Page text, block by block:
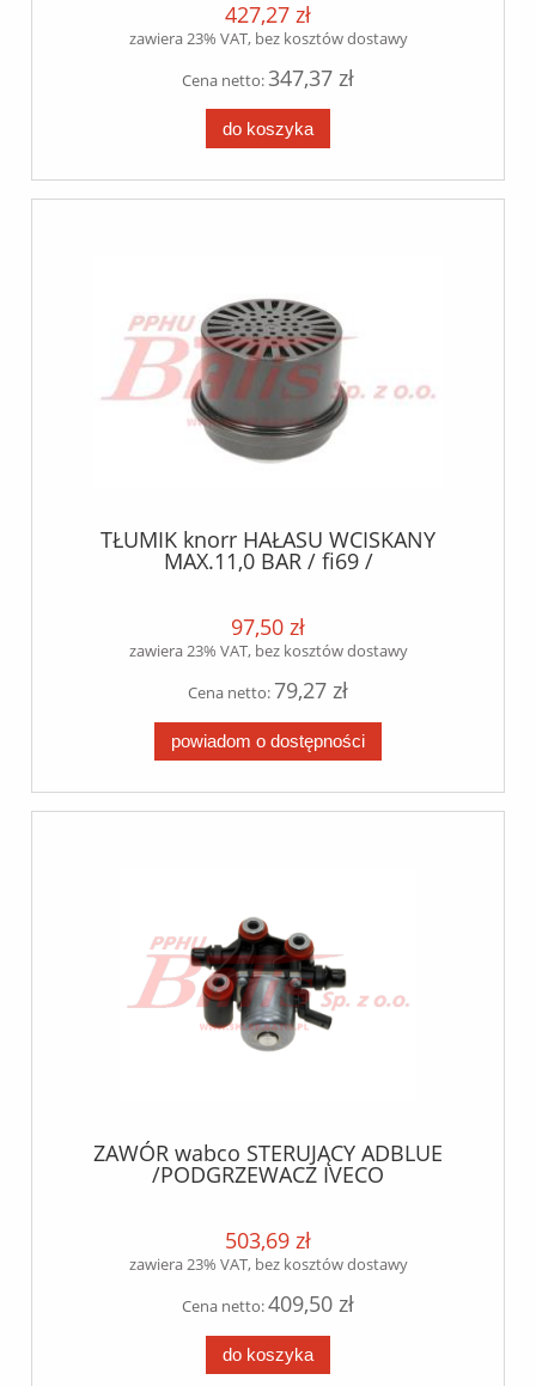
427,27 zł
zawiera 23% VAT, bez kosztów dostawy
Cena netto:347,37 zł
do koszyka
TŁUMIK knorr HAŁASU WCISKANY
MAX.11,0 BAR / fi69 /
97,50 zł
zawiera 23% VAT, bez kosztów dostawy
Cena netto:79,27 zł
powiadom o dostępności
ZAWÓR wabco STERUJĄCY ADBLUE
/PODGRZEWACZ IVECO
503,69 zł
zawiera 23% VAT, bez kosztów dostawy
Cena netto:409,50 zł
do koszyka